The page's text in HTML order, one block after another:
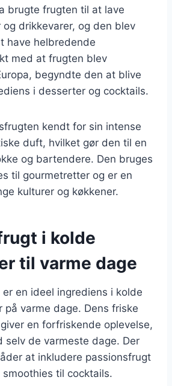
brugte frugten til at lave
drikkevarer, og den blev
have helbredende
med at frugten blev
begyndte den at blive
i desserter og cocktails.
kendt for sin intense
duft, hvilket gør den til en
og bartendere. Den bruges
til gourmetretter og er en
kulturer og køkkener.
i kolde
til varme dage
en ideel ingrediens i kolde
varme dage. Dens friske
en forfriskende oplevelse,
selv de varmeste dage. Der
at inkludere passionsfrugt
til cocktails.